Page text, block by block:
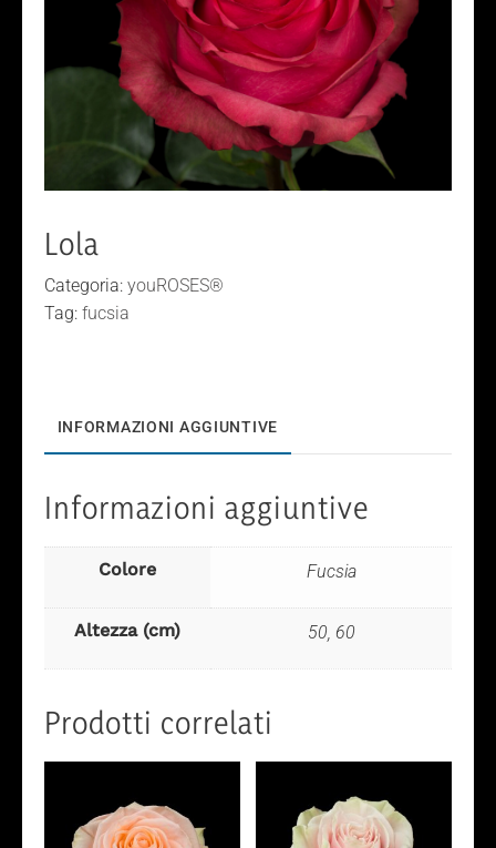
Lola
Categoria: youROSES®
Tag: fucsia
INFORMAZIONI AGGIUNTIVE
Informazioni aggiuntive
Colore Fucsia
Altezza (cm) 50, 60
Prodotti correlati